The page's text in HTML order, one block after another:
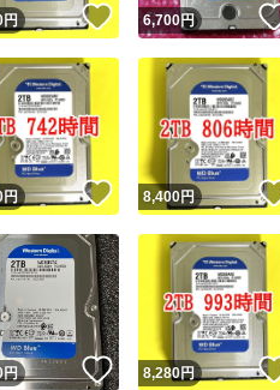
円 いいね！
6,700円
円 いいね！
8,400円
円 いいね！
8,280円